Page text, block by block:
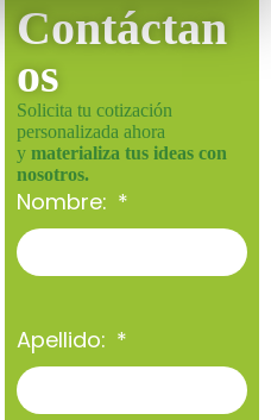
Contáctan
os
Solicita tu cotización
personalizada ahora
y materializa tus ideas con
nosotros.
Nombre:
Apellido: